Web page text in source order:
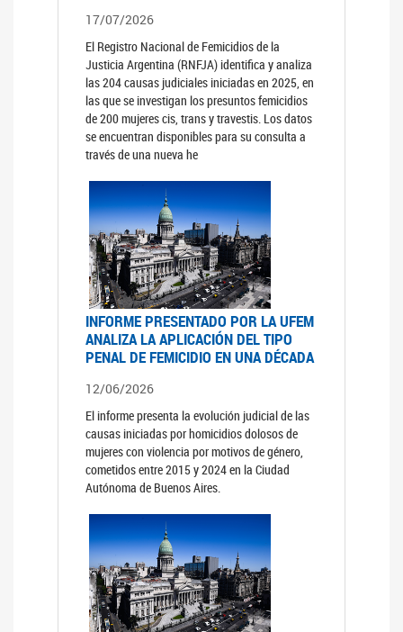
17/07/2026
El Registro Nacional de Femicidios de la
Justicia Argentina (RNFJA) identifica y analiza
las 204 causas judiciales iniciadas en 2025, en
las que se investigan los presuntos femicidios
de 200 mujeres cis, trans y travestis. Los datos
se encuentran disponibles para su consulta a
través de una nueva he
INFORME PRESENTADO POR LA UFEM
ANALIZA LA APLICACIÓN DEL TIPO
PENAL DE FEMICIDIO EN UNA DÉCADA
12/06/2026
El informe presenta la evolución judicial de las
causas iniciadas por homicidios dolosos de
mujeres con violencia por motivos de género,
cometidos entre 2015 y 2024 en la Ciudad
Autónoma de Buenos Aires.